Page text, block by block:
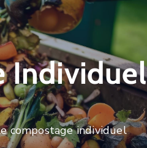
Individuel
compostage individuel